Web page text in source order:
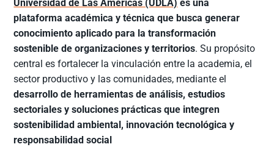
Universidad de Las Américas (UDLA) es una
plataforma académica y técnica que busca generar
conocimiento aplicado para la transformación
sostenible de organizaciones y territorios. Su propósito
central es fortalecer la vinculación entre la academia, el
sector productivo y las comunidades, mediante el
desarrollo de herramientas de análisis, estudios
sectoriales y soluciones prácticas que integren
sostenibilidad ambiental, innovación tecnológica y
responsabilidad social